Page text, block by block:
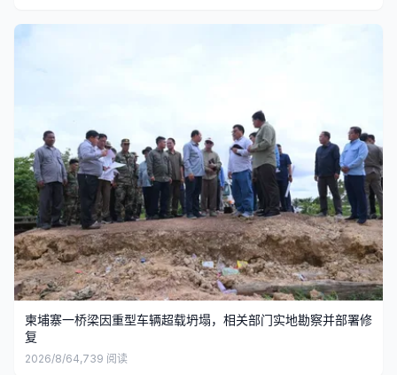
柬埔寨一桥梁因重型车辆超载坍塌，相关部门实地勘察并部署修
复
2026/8/64,739 阅读